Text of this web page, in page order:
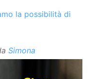
la possibilità di
Simona